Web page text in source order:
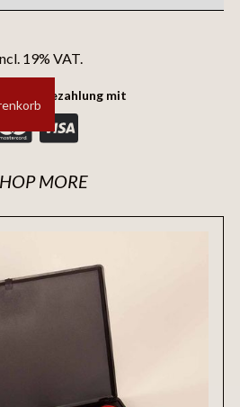
19% VAT.
Bezahlung mit
MORE